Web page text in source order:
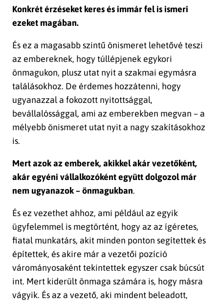
Konkrét érzéseket keres és immár fel is ismeri
ezeket magában.
És ez a magasabb szintű önismeret lehetővé teszi
az embereknek, hogy túllépjenek egykori
önmagukon, plusz utat nyit a szakmai egymásra
találásokhoz. De érdemes hozzátenni, hogy
ugyanazzal a fokozott nyitottsággal,
bevállalóssággal, ami az emberekben megvan – a
mélyebb önismeret utat nyit a nagy szakításokhoz
is.
Mert azok az emberek, akikkel akár vezetőként,
akár egyéni vállalkozóként együtt dolgozol már
nem ugyanazok – önmagukban.
És ez vezethet ahhoz, ami például az egyik
ügyfelemmel is megtörtént, hogy az az ígéretes,
fiatal munkatárs, akit minden ponton segítettek és
építettek, és akire már a vezetői pozíció
várományosaként tekintettek egyszer csak búcsút
int. Mert kiderült önmaga számára is, hogy másra
vágyik. És az a vezető, aki mindent beleadott,